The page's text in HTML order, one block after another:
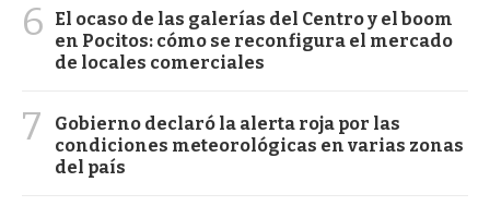
6
El ocaso de las galerías del Centro y el boom
en Pocitos: cómo se reconfigura el mercado
de locales comerciales
7
Gobierno declaró la alerta roja por las
condiciones meteorológicas en varias zonas
del país